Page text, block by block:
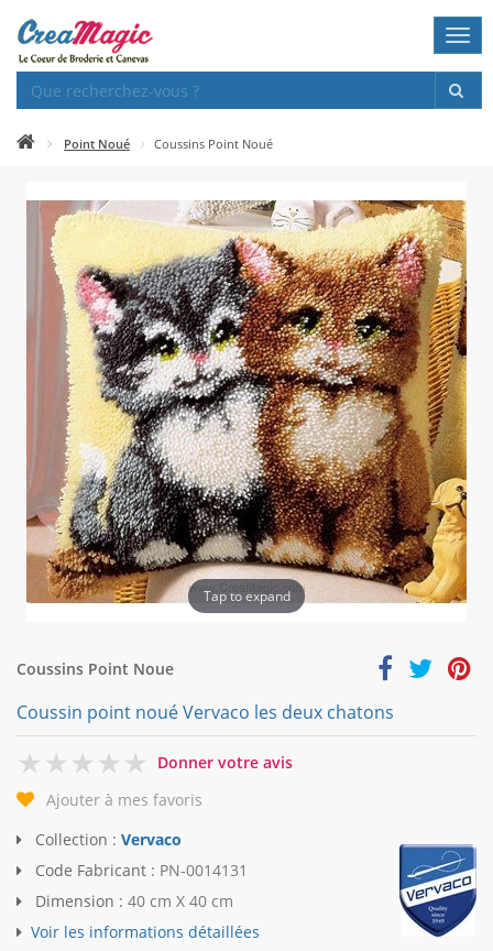
Point Noué Coussins Point Noué
Tap to expand
Coussins Point Noue
Coussin point noué Vervaco les deux chatons
0
Donner votre avis
Ajouter à mes favoris
Collection : Vervaco
Code Fabricant : PN-0014131
Dimension : 40 cm X 40 cm
Voir les informations détaillées